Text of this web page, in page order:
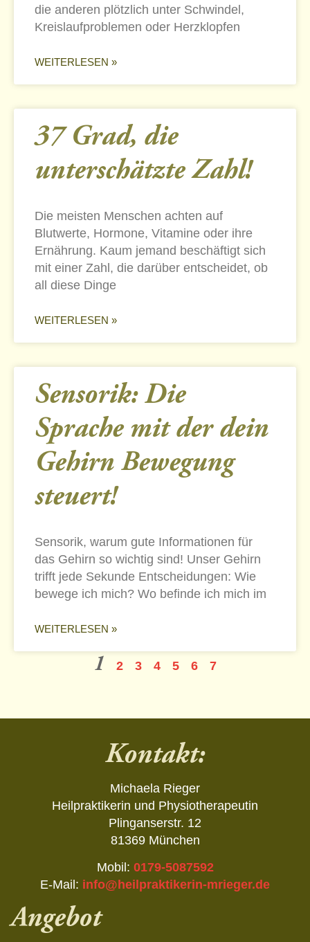
die anderen plötzlich unter Schwindel,
Kreislaufproblemen oder Herzklopfen
WEITERLESEN »
37 Grad, die
unterschätzte Zahl!
Die meisten Menschen achten auf
Blutwerte, Hormone, Vitamine oder ihre
Ernährung. Kaum jemand beschäftigt sich
mit einer Zahl, die darüber entscheidet, ob
all diese Dinge
WEITERLESEN »
Sensorik: Die
Sprache mit der dein
Gehirn Bewegung
steuert!
Sensorik, warum gute Informationen für
das Gehirn so wichtig sind! Unser Gehirn
trifft jede Sekunde Entscheidungen: Wie
bewege ich mich? Wo befinde ich mich im
WEITERLESEN »
1 2 3 4 5 6 7
Kontakt:
Michaela Rieger
Heilpraktikerin und Physiotherapeutin
Plinganserstr. 12
81369 München
Mobil: 0179-5087592
E-Mail: info@heilpraktikerin-mrieger.de
Angebot